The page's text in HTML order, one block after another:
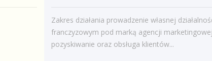
Gość-
świętokrzyskim
Zakres działania prowadzenie własnej
franczyzowym pod marką agencji
pozyskiwanie oraz obsługa klientów...